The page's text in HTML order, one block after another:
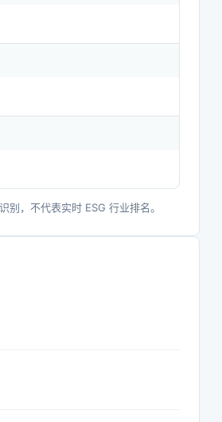
综合服务能力稳步提升。
别，不代表实时 ESG 行业排名。